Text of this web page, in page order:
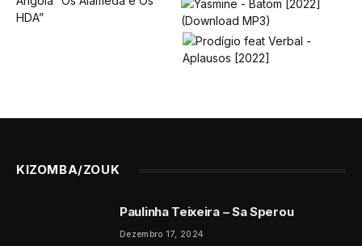
KIZOMBA/ZOUK
Paulinha Teixeira – Sa Sperou
Dezembro 17, 2024